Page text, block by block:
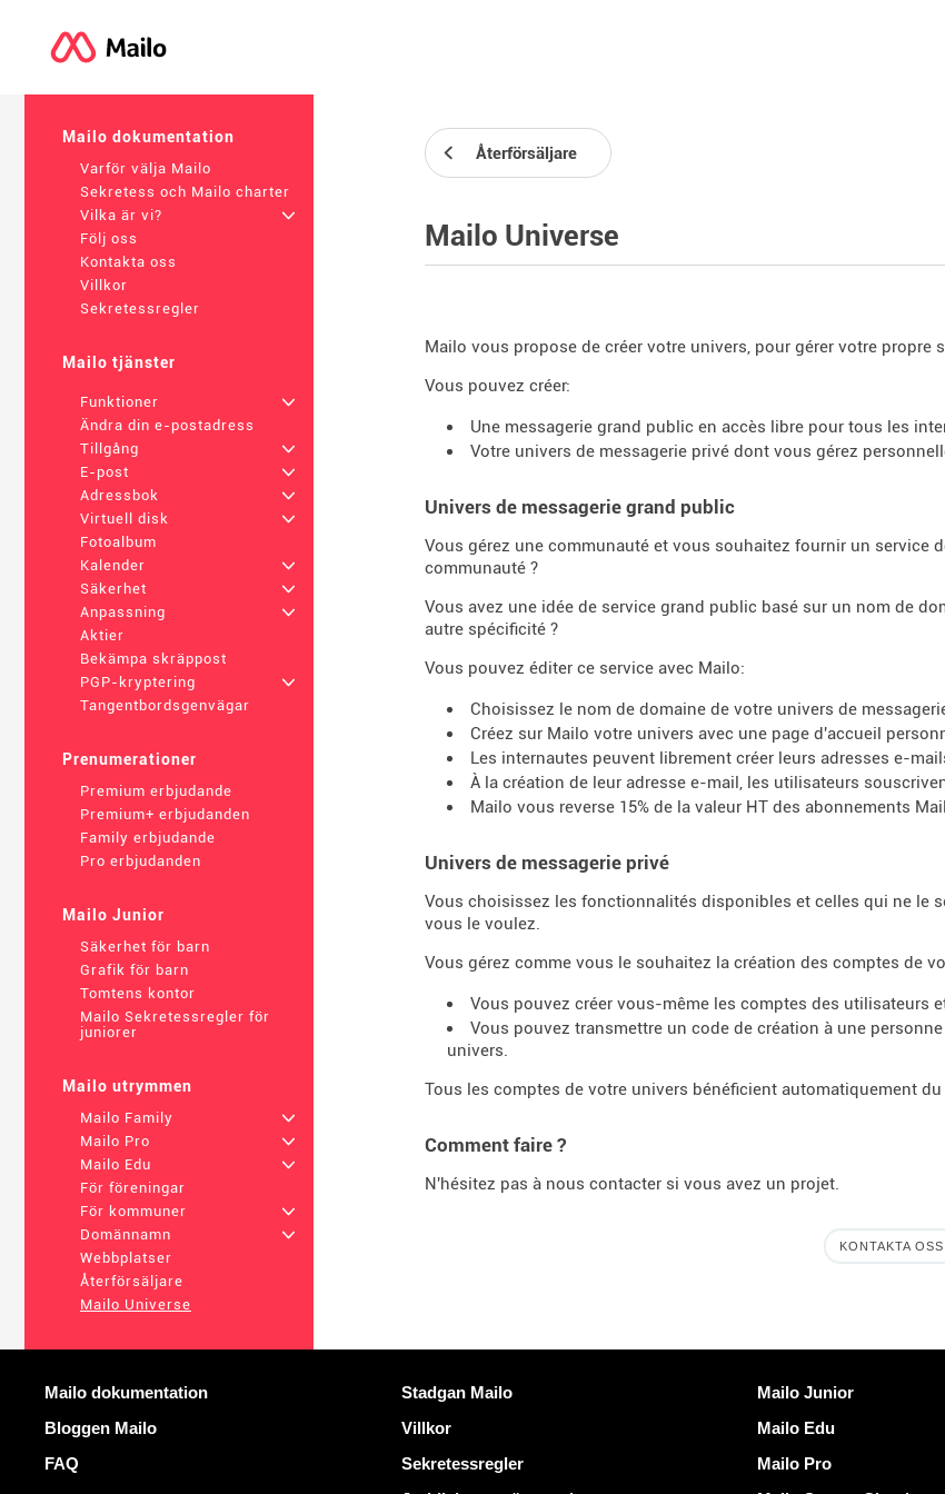
Mailo dokumentation
Varför välja Mailo
Sekretess och Mailo charter
Vilka är vi?
+
Följ oss
Kontakta oss
Villkor
Sekretessregler
Mailo tjänster
Funktioner
+
Ändra din e-postadress
Tillgång
+
E-post
+
Adressbok
+
Virtuell disk
+
Fotoalbum
Kalender
+
Säkerhet
+
Anpassning
+
Aktier
Bekämpa skräppost
PGP-kryptering
+
Tangentbordsgenvägar
Prenumerationer
Premium erbjudande
Premium+ erbjudanden
Family erbjudande
Pro erbjudanden
Mailo Junior
Säkerhet för barn
Grafik för barn
Tomtens kontor
Mailo Sekretessregler för
juniorer
Mailo utrymmen
Mailo Family
+
Mailo Pro
+
Mailo Edu
+
För föreningar
För kommuner
+
Domännamn
+
Webbplatser
Återförsäljare
Mailo Universe
Återförsäljare
Mailo Universe
Mailo vous propose de créer votre univers, pour gérer votre propre
Vous pouvez créer:
Une messagerie grand public en accès libre pour tous les
Votre univers de messagerie privé dont vous gérez
Univers de messagerie grand public
Vous gérez une communauté et vous souhaitez fournir un service
communauté ?
Vous avez une idée de service grand public basé sur un nom de
autre spécificité ?
Vous pouvez éditer ce service avec Mailo:
Choisissez le nom de domaine de votre univers de
Créez sur Mailo votre univers avec une page d'accueil
Les internautes peuvent librement créer leurs adresses e-
À la création de leur adresse e-mail, les utilisateurs
Mailo vous reverse 15% de la valeur HT des abonnements
Univers de messagerie privé
Vous choisissez les fonctionnalités disponibles et celles qui ne le
vous le voulez.
Vous gérez comme vous le souhaitez la création des comptes de
Vous pouvez créer vous-même les comptes des utilisateurs
Vous pouvez transmettre un code de création à une
univers.
Tous les comptes de votre univers bénéficient automatiquement
Comment faire ?
N'hésitez pas à nous contacter si vous avez un projet.
KONTAKTA OSS
Mer information
Mailo dokumentation
Bloggen Mailo
FAQ
Användbara länkar
Stadgan Mailo
Villkor
Sekretessregler
Upptäck Mailo
Mailo Junior
Mailo Edu
Mailo Pro